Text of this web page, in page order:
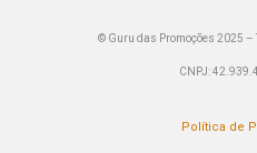
© Guru das Promoções 2025
CNPJ:
Política de